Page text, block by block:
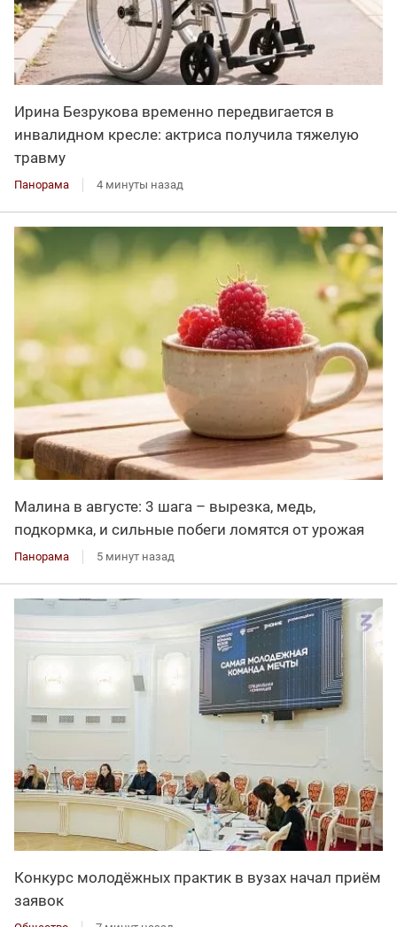
Ирина Безрукова временно передвигается в
инвалидном кресле: актриса получила тяжелую
травму
Панорама 4 минуты назад
Малина в августе: 3 шага – вырезка, медь,
подкормка, и сильные побеги ломятся от урожая
Панорама 5 минут назад
Конкурс молодёжных практик в вузах начал приём
заявок